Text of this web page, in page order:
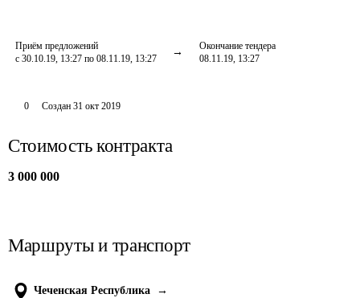
Приём предложений
с 30.10.19, 13:27 по 08.11.19, 13:27
Окончание тендера
08.11.19, 13:27
0 Создан 31 окт 2019
Стоимость контракта
3 000 000
Маршруты и транспорт
Чеченская Республика
→